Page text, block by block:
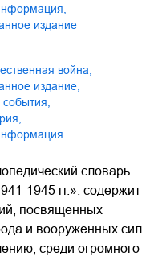
издание
война
издание
события
словарь
1945 гг.». содержит
посвященных
и вооруженных сил
среди огромного